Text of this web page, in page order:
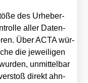
des Urhe­ber­
aller Daten­
Über ACTA wür­
die jewei­li­gen
unmit­tel­bar
direkt ahn­